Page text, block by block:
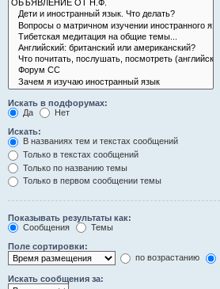
Искать в подфорумах:
Да
Нет
Искать:
В названиях тем и текстах сообщений
Только в текстах сообщений
Только по названию темы
Только в первом сообщении темы
Показывать результаты как:
Сообщения
Темы
Поле сортировки:
по возрастанию
Искать сообщения за: